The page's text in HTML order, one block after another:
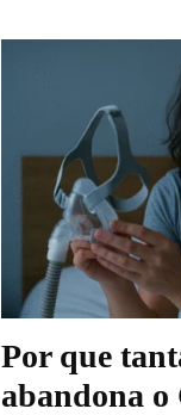
Por que
abandona o